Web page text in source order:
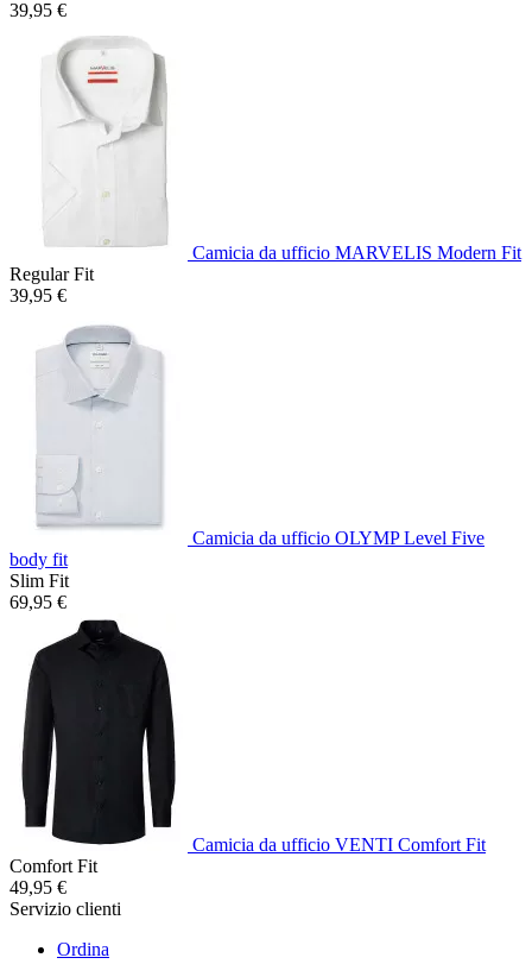
39,95 €
Camicia da ufficio MARVELIS Modern Fit
Regular Fit
39,95 €
Camicia da ufficio OLYMP Level Five
body fit
Slim Fit
69,95 €
Camicia da ufficio VENTI Comfort Fit
Comfort Fit
49,95 €
Servizio clienti
Ordina